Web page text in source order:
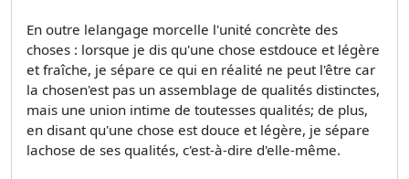
En outre lelangage morcelle l'unité concrète des
choses : lorsque je dis qu'une chose estdouce et légère
et fraîche, je sépare ce qui en réalité ne peut l'être car
la chosen'est pas un assemblage de qualités distinctes,
mais une union intime de toutesses qualités; de plus,
en disant qu'une chose est douce et légère, je sépare
lachose de ses qualités, c'est-à-dire d'elle-même.